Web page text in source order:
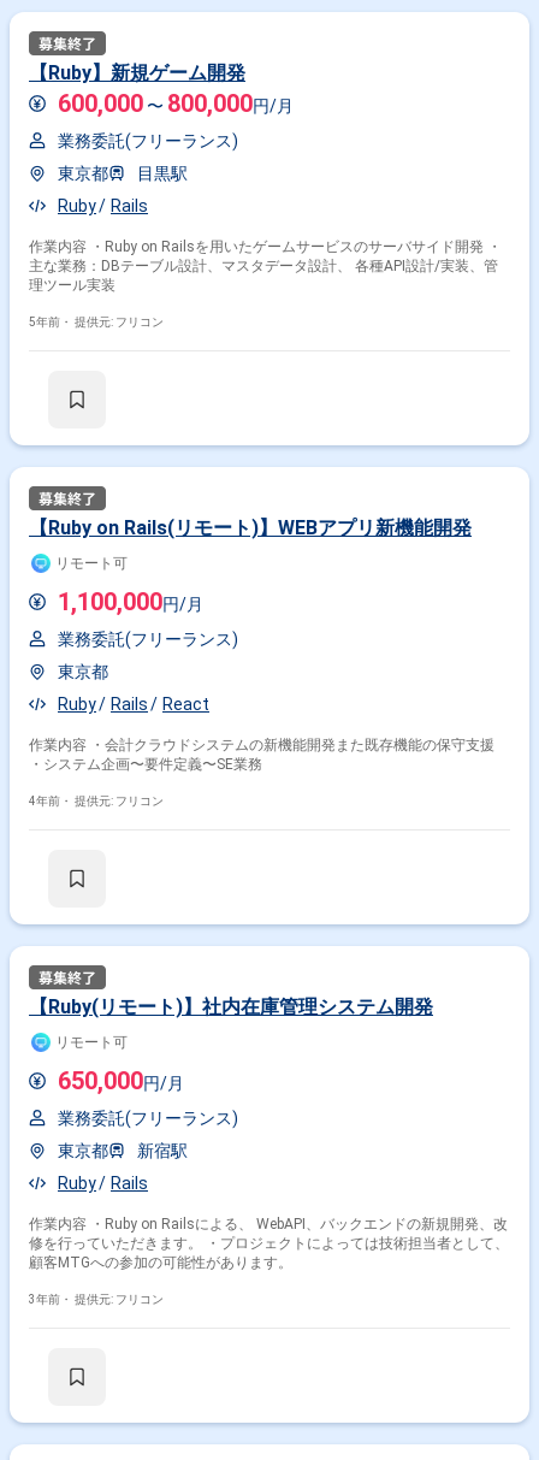
【Ruby】新規ゲーム開発
600,000 〜 800,000円/月
業務委託(フリーランス)
東京都
目黒駅
Ruby
Rails
作業内容 ・Ruby on Railsを用いたゲームサービスのサーバサイド開発 ・
主な業務：DBテーブル設計、マスタデータ設計、 各種API設計/実装、管
理ツール実装
5年前・ 提供元: フリコン
【Ruby on Rails(リモート)】WEBアプリ新機能開発
リモート可
1,100,000円/月
業務委託(フリーランス)
東京都
Ruby
Rails React
作業内容 ・会計クラウドシステムの新機能開発また既存機能の保守支援
・システム企画〜要件定義〜SE業務
4年前・ 提供元: フリコン
【Ruby(リモート)】社内在庫管理システム開発
リモート可
650,000円/月
業務委託(フリーランス)
東京都
新宿駅
Ruby
Rails
作業内容 ・Ruby on Railsによる、 WebAPI、バックエンドの新規開発、改
修を行っていただきます。 ・プロジェクトによっては技術担当者として、
顧客MTGへの参加の可能性があります。
3年前・ 提供元: フリコン